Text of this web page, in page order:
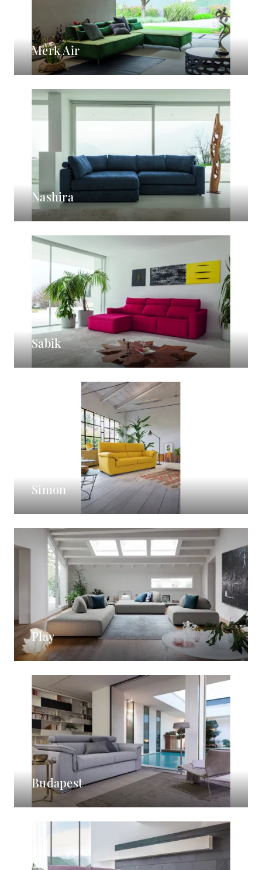
Merk Air
Nashira
Sabik
Simon
Play
Budapest